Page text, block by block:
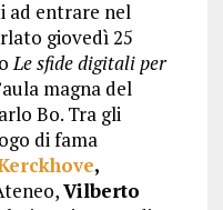
ad entrare nel
giovedì 25
Le sfide digitali per
magna del
Bo. Tra gli
di fama
,
Vilberto